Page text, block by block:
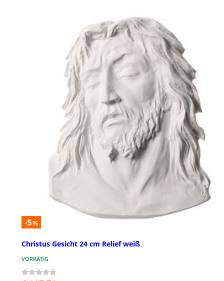
-5%
Christus Gesicht 24 cm Relief weiß
VORRÄTIG